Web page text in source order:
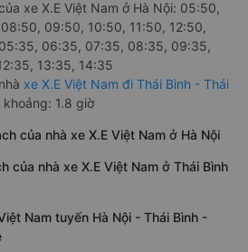
xe X.E Việt Nam ở Hà Nội: 05:50,
09:50, 10:50, 11:50, 12:50,
06:35, 07:35, 08:35, 09:35,
13:35, 14:35
xe X.E Việt Nam đi Thái Bình - Thái
khoảng: 1.8 giờ
của nhà xe X.E Việt Nam ở Hà Nội
của nhà xe X.E Việt Nam ở Thái Bình
Nam tuyến Hà Nội - Thái Bình -